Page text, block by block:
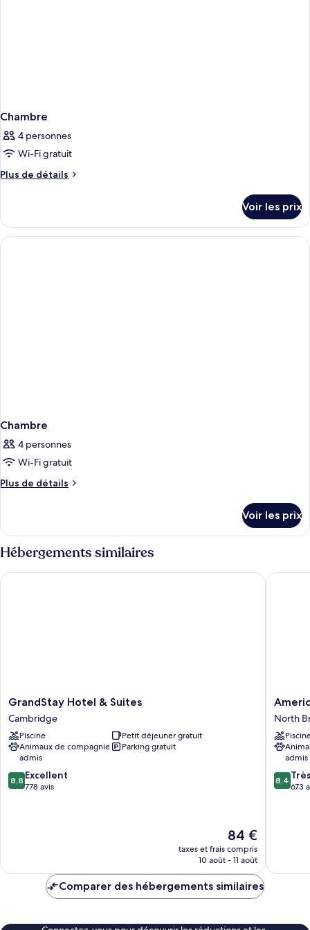
Chambre
4 personnes
Wi-Fi gratuit
Plus de détails
Plus
le
type
de
Voir les prix
Chambre
4 personnes
Wi-Fi gratuit
Plus de détails
Plus
le
type
de
chambre
Chambre
Voir les prix
Hébergements similaires
GrandStay
Hotel
&
Suites
Cambridge
GrandStay Hotel & Suites
Cambridge
Piscine
Petit déjeuner gratuit
Animaux de compagnie
admis
Parking gratuit
8.8
sur
8,8 Excellent
778 avis
Le
nouveau
prix
de
84 €
taxes et frais compris
10 août - 11 août
GrandStay Hotel & Suites
by
North
Branch
North
Branch
North
admis
8.4
sur
8,4
673
Comparer des hébergements similaires